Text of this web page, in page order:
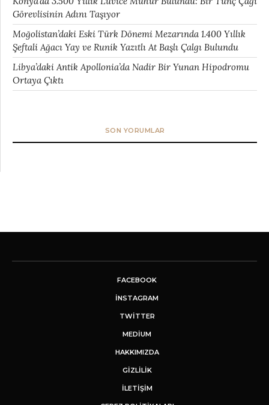
Görevlisinin Adını Taşıyor
Moğolistan’daki Eski Türk Dönemi Mezarında 1.400 Yıllık
Şeftali Ağacı Yay ve Runik Yazıtlı At Başlı Çalgı Bulundu
Libya’daki Antik Apollonia’da Nadir Bir Yunan Hipodromu
Ortaya Çıktı
SON YORUMLAR
FACEBOOK
INSTAGRAM
TWITTER
MEDIUM
HAKKIMIZDA
GİZLİLİK
İLETIŞIM